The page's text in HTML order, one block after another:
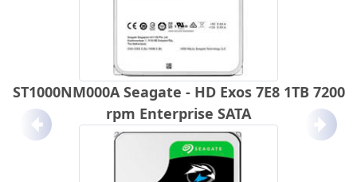
ST1000NM000A Seagate - HD Exos 7E8 1TB 7200
rpm Enterprise SATA
Anterior